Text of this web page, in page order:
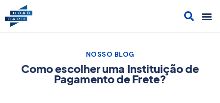
NOSSO BLOG
Como escolher uma Instituição de
Pagamento de Frete?